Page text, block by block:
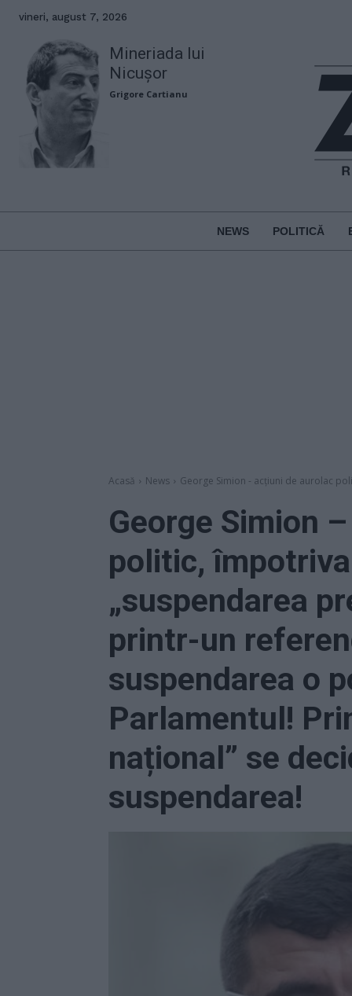
vineri, august 7, 2026
Mineriada lui
Nicușor
Grigore Cartianu
NEWS POLITICĂ
Acasă News George Simion - acțiuni de aurolac
George Simion
politic,
„suspendarea
printr-un
suspendarea o
Parlamentul!
național” se
suspendarea!